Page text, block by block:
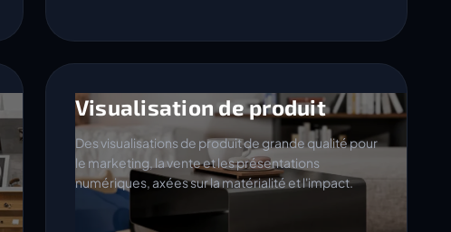
Visualisation de produit
Des visualisations de produit de grande qualité pour
le marketing, la vente et les présentations
numériques, axées sur la matérialité et l'impact.